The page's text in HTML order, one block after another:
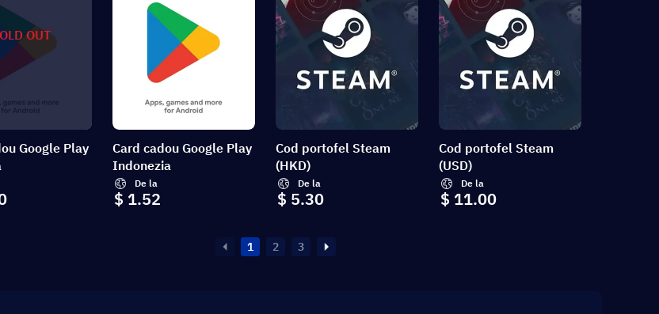
OUT
Google Play
Card cadou Google Play
Indonezia
De la
$ 1.52
Cod portofel Steam
(HKD)
De la
$ 5.30
Cod portofel Steam
(USD)
De la
$ 11.00
1 2 3